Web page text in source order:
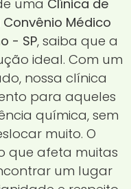
uma Clínica de
Médico
- SP, saiba que a
ideal. Com um
nossa clínica
para aqueles
química, sem
muito. O
que afeta muitas
um lugar